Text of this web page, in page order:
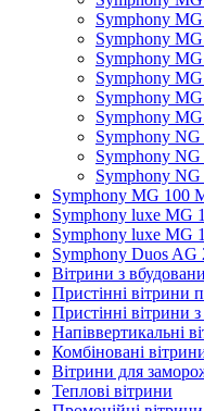
Symphony
Symphony
Symphony
Symphony
Symphony
Symphony
Symphony
Symphony NG
Symphony NG
Symphony MG 100
Symphony luxe MG
Symphony luxe MG
Symphony Duos AG
Вітрини з
Пристінні вітрини
Пристінні вітрини
Напіввертикальні
Комбіновані
Вітрини для
Теплові вітрини